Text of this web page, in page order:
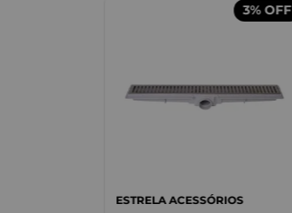
3%OFF
ESTRELA ACESSÓRIOS